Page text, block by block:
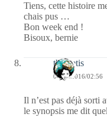
Tiens, cette histoire
chais pus …
Bon week end !
Bisoux, bernie
themetis
03/09/2016/02:56
Il n’est pas déjà sorti
le synopsis me dit